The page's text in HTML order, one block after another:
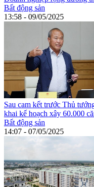
Bất động sản
13:58 - 09/05/2025
Sau cam kết trước Thủ
khai kế hoạch xây 60.000
Bất động sản
14:07 - 07/05/2025